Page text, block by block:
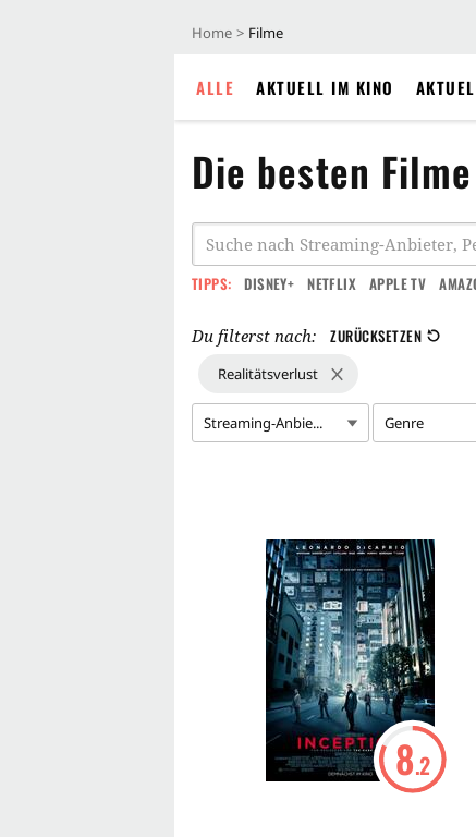
Home Filme
ALLE AKTUELL IM KINO
Die besten
TIPPS: DISNEY+ NETFLIX APPLE TV
Du filterst nach: ZURÜCKSETZEN
Realitätsverlust
Streaming-Anbie... Genre
8.2